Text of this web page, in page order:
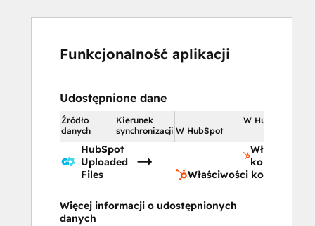
Funkcjonalność aplikacji
Udostępnione dane
Źródło
danych
Kierunek
synchronizacji
W HubSpot
W HubSpot
HubSpot
Uploaded
Files
Właściwości
kontaktu
Właściwości kontaktu
Więcej informacji o udostępnionych
danych